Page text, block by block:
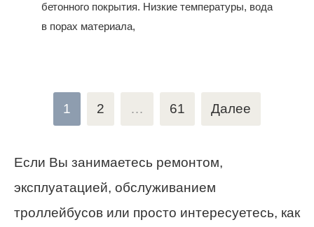
бетонного покрытия. Низкие температуры, вода
в порах материала,
Пагинация
записей
1 2 … 61 Далее
Если Вы занимаетесь ремонтом,
эксплуатацией, обслуживанием
троллейбусов или просто интересуетесь, как